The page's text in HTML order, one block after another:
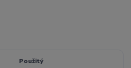
Použitý